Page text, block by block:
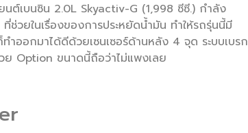
นต์เบนซิน 2.0L Skyactiv-G (1,998 ซีซี.) กำลัง
วยในเรื่องของการประหยัดน้ำมัน ทำให้รถรุ่นนี้มี
ออกมาได้ดีด้วยเซนเซอร์ด้านหลัง 4 จุด ระบบเบรก
ย Option ขนาดนี้ถือว่าไม่แพงเลย